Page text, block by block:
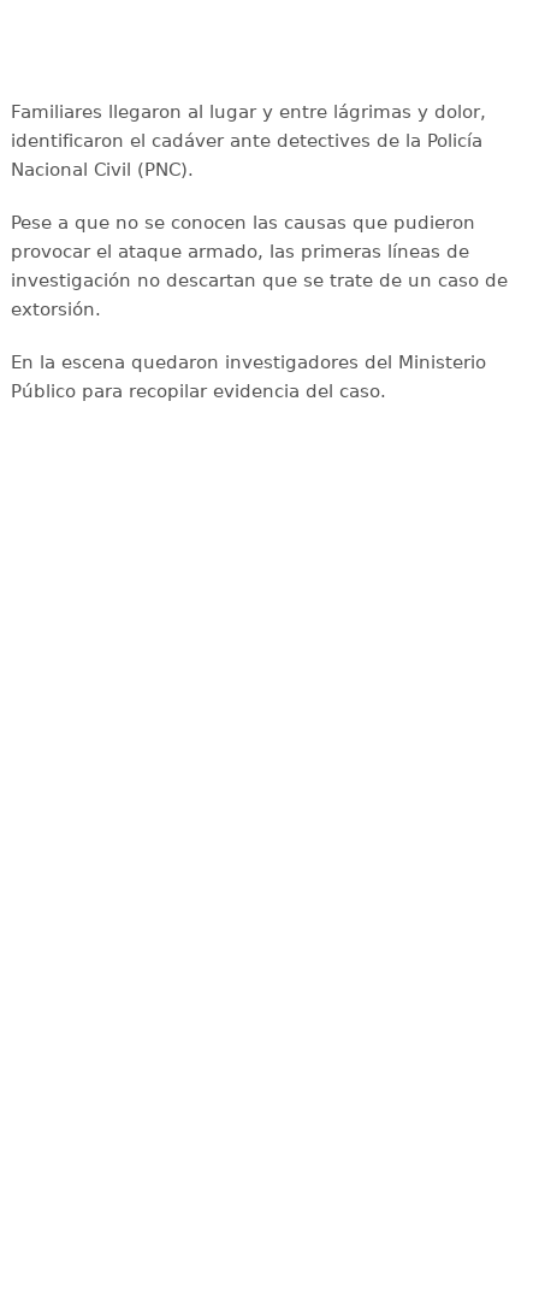
Familiares llegaron al lugar y entre lágrimas y dolor,
identificaron el cadáver ante detectives de la Policía
Nacional Civil (PNC).
Pese a que no se conocen las causas que pudieron
provocar el ataque armado, las primeras líneas de
investigación no descartan que se trate de un caso de
extorsión.
En la escena quedaron investigadores del Ministerio
Público para recopilar evidencia del caso.